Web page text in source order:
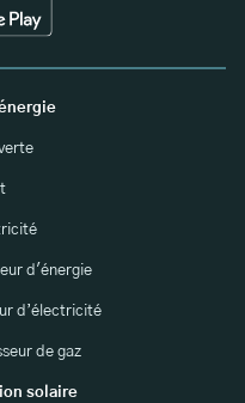
d'énergie
d’électricité
de gaz
solaire